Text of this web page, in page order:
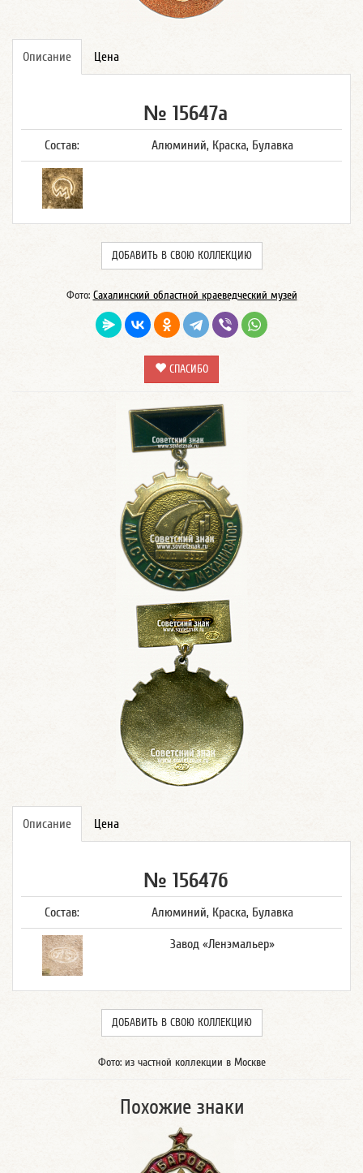
Описание Цена
№ 15647а
Состав: Алюминий, Краска, Булавка
ДОБАВИТЬ В СВОЮ КОЛЛЕКЦИЮ
Фото: Сахалинский областной краеведческий музей
СПАСИБО
Описание Цена
№ 15647б
Состав: Алюминий, Краска, Булавка
Завод «Ленэмальер»
ДОБАВИТЬ В СВОЮ КОЛЛЕКЦИЮ
Фото: из частной коллекции в Москве
Похожие знаки